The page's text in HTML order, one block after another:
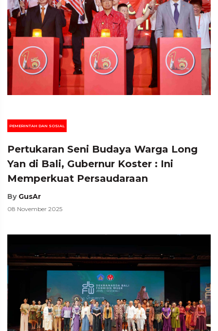
PEMERINTAH DAN SOSIAL
Pertukaran Seni Budaya Warga Long
Yan di Bali, Gubernur Koster : Ini
Memperkuat Persaudaraan
By GusAr
08 November 2025